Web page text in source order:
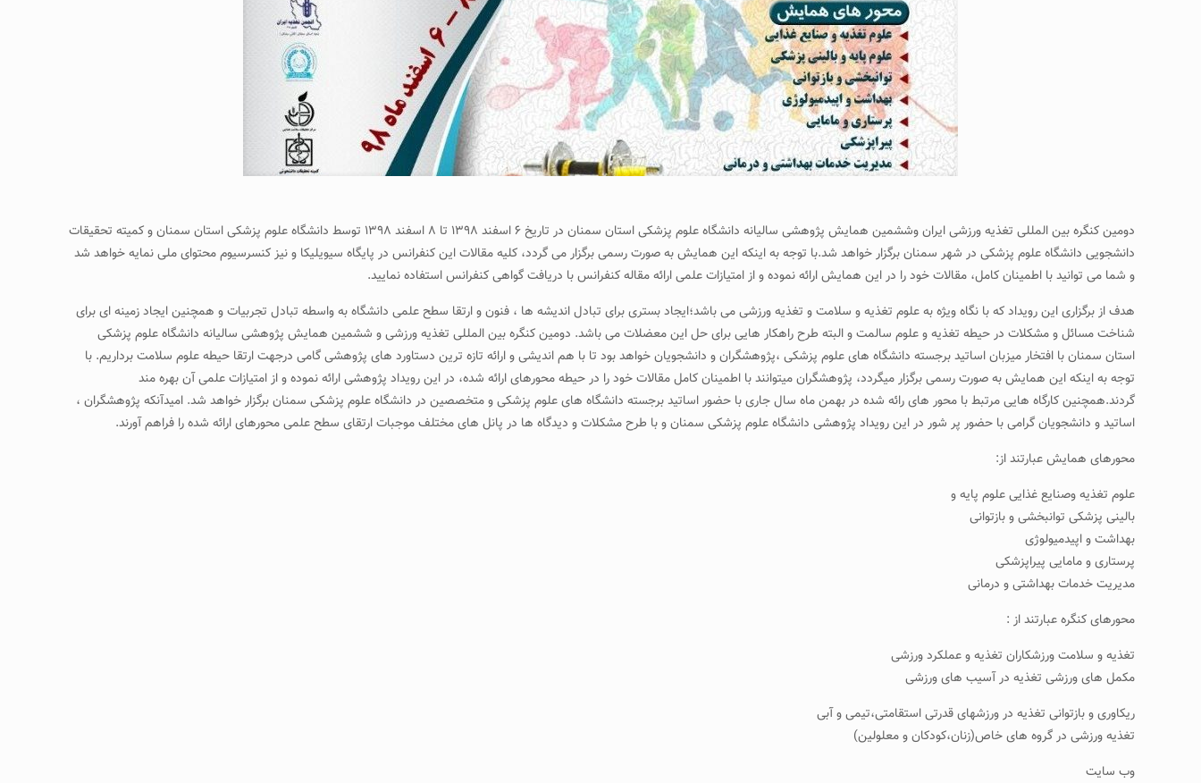
دومین کنگره بین المللی تغذیه ورزشی ایران وششمین همایش پژوهشی سالیانه دانشگاه علوم پزشکی استان سمنان در تاریخ ۶ اسفند ۱۳۹۸ تا ۸ اسفند ۱۳۹۸ توسط دانشگاه علوم پزشکی استان سمنان و کمیته تحقیقات
دانشجویی دانشگاه علوم پزشکی در شهر سمنان برگزار خواهد شد.با توجه به اینکه این همایش به صورت رسمی برگزار می گردد، کلیه مقالات این کنفرانس در پایگاه سیویلیکا و نیز کنسرسیوم محتوای ملی نمایه خواهد شد
و شما می توانید با اطمینان کامل، مقالات خود را در این همایش ارائه نموده و از امتیازات علمی ارائه مقاله کنفرانس با دریافت گواهی کنفرانس استفاده نمایید.
هدف از برگزاری این رویداد که با نگاه ویژه به علوم تغذیه و سلامت و تغذیه ورزشی می باشد؛ایجاد بستری برای تبادل اندیشه ها ، فنون و ارتقا سطح علمی دانشگاه به واسطه تبادل تجربیات و همچنین ایجاد زمینه ای برای
شناخت مسائل و مشکلات در حیطه تغذیه و علوم سالمت و البته طرح راهکار هایی برای حل این معضلات می باشد. دومین کنگره بین المللی تغذیه ورزشی و ششمین همایش پژوهشی سالیانه دانشگاه علوم پزشکی
استان سمنان با افتخار میزبان اساتید برجسته دانشگاه های علوم پزشکی ،پژوهشگران و دانشجویان خواهد بود تا با هم اندیشی و ارائه تازه ترین دستاورد های پژوهشی گامی درجهت ارتقا حیطه علوم سلامت برداریم. با
توجه به اینکه این همایش به صورت رسمی برگزار میگردد، پژوهشگران میتوانند با اطمینان کامل مقالات خود را در حیطه محورهای ارائه شده، در این رویداد پژوهشی ارائه نموده و از امتیازات علمی آن بهره مند
گردند.همچنین کارگاه هایی مرتبط با محور های رائه شده در بهمن ماه سال جاری با حضور اساتید برجسته دانشگاه های علوم پزشکی و متخصصین در دانشگاه علوم پزشکی سمنان برگزار خواهد شد. امیدآنکه پژوهشگران ،
اساتید و دانشجویان گرامی با حضور پر شور در این رویداد پژوهشی دانشگاه علوم پزشکی سمنان و با طرح مشکلات و دیدگاه ها در پانل های مختلف موجبات ارتقای سطح علمی محورهای ارائه شده را فراهم آورند.
محورهای همایش عبارتند از:
علوم تغذیه وصنایع غذایی علوم پایه و
بالینی پزشکی توانبخشی و بازتوانی
بهداشت و اپیدمیولوژی
پرستاری و مامایی پیراپزشکی
مدیریت خدمات بهداشتی و درمانی
محورهای کنگره عبارتند از :
تغذیه و سلامت ورزشکاران تغذیه و عملکرد ورزشی
مکمل های ورزشی تغذیه در آسیب های ورزشی
ریکاوری و بازتوانی تغذیه در ورزشهای قدرتی استقامتی،تیمی و آبی
تغذیه ورزشی در گروه های خاص(زنان،کودکان و معلولین)
وب سایت